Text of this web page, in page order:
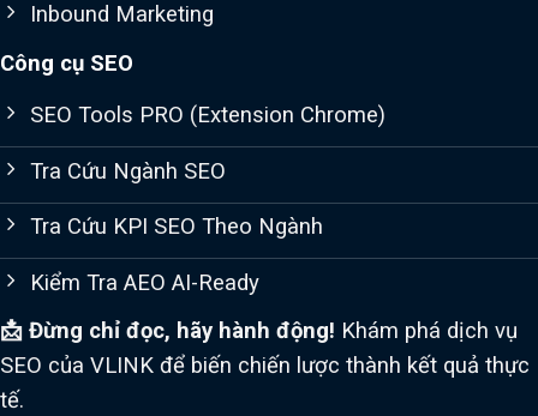
Inbound Marketing
Công cụ SEO
SEO Tools PRO (Extension Chrome)
Tra Cứu Ngành SEO
Tra Cứu KPI SEO Theo Ngành
Kiểm Tra AEO AI-Ready
📩 Đừng chỉ đọc, hãy hành động! Khám phá dịch vụ
SEO của VLINK để biến chiến lược thành kết quả thực
tế.